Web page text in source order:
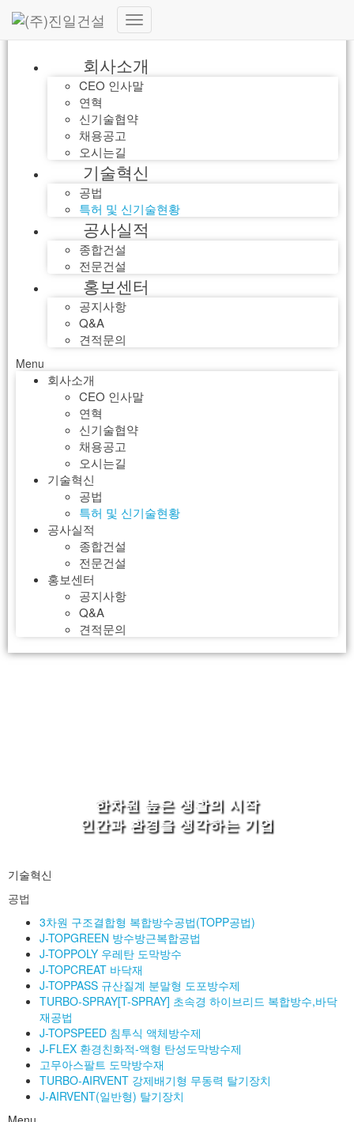
내
게
이
션
토
글
회사소개
CEO 인사말
연혁
신기술협약
채용공고
오시는길
기술혁신
공법
특허 및 신기술현황
공사실적
종합건설
전문건설
홍보센터
공지사항
Q&A
견적문의
Menu
회사소개
CEO 인사말
연혁
신기술협약
채용공고
오시는길
기술혁신
공법
특허 및 신기술현황
공사실적
종합건설
전문건설
홍보센터
공지사항
Q&A
견적문의
한차원 높은 생활의 시작
인간과 환경을 생각하는 기업
기술혁신
공법
3차원 구조결합형 복합방수공법(TOPP공법)
J-TOPGREEN 방수방근복합공법
J-TOPPOLY 우레탄 도막방수
J-TOPCREAT 바닥재
J-TOPPASS 규산질계 분말형 도포방수제
TURBO-SPRAY[T-SPRAY] 초속경 하이브리드 복합방수,바닥
재공법
J-TOPSPEED 침투식 액체방수제
J-FLEX 환경친화적-액형 탄성도막방수제
고무아스팔트 도막방수재
TURBO-AIRVENT 강제배기형 무동력 탈기장치
J-AIRVENT(일반형) 탈기장치